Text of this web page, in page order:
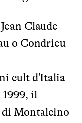
Claude
o Condrieu
cult d'Italia
il
di Montalcino